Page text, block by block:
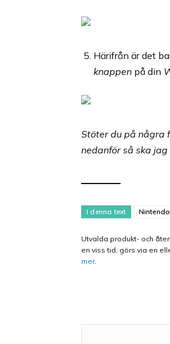
Härifrån är det
knappen på din
Stöter du på några
nedanför så ska
I denna text Nintendo
Utvalda produkt- och
en viss tid, görs via en
mer.